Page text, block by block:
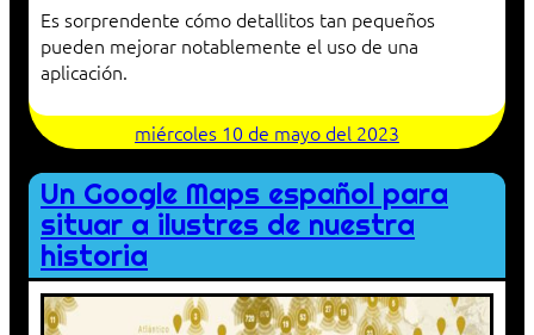
Es sorprendente cómo detallitos tan pequeños
pueden mejorar notablemente el uso de una
aplicación.
miércoles 10 de mayo del 2023
Un Google Maps español para
situar a ilustres de nuestra
historia